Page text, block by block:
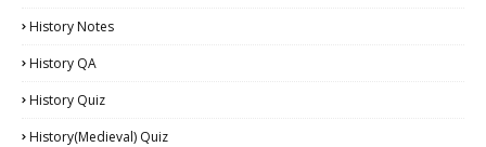
History Notes
History QA
History Quiz
History(Medieval) Quiz